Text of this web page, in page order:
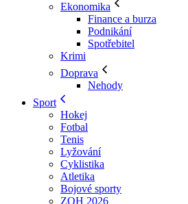
Ekonomika
Finance a burza
Podnikání
Spotřebitel
Krimi
Doprava
Nehody
Sport
Hokej
Fotbal
Tenis
Lyžování
Cyklistika
Atletika
Bojové sporty
ZOH 2026